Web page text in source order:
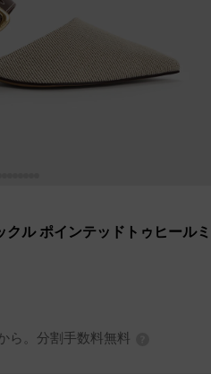
ル ポインテッドトゥヒールミ
ら。分割手数料無料